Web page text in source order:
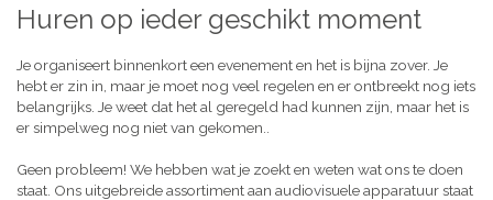
Huren op ieder geschikt moment
Je organiseert binnenkort een evenement en het is bijna zover. Je
hebt er zin in, maar je moet nog veel regelen en er ontbreekt nog iets
belangrijks. Je weet dat het al geregeld had kunnen zijn, maar het is
er simpelweg nog niet van gekomen..
Geen probleem! We hebben wat je zoekt en weten wat ons te doen
staat. Ons uitgebreide assortiment aan audiovisuele apparatuur staat